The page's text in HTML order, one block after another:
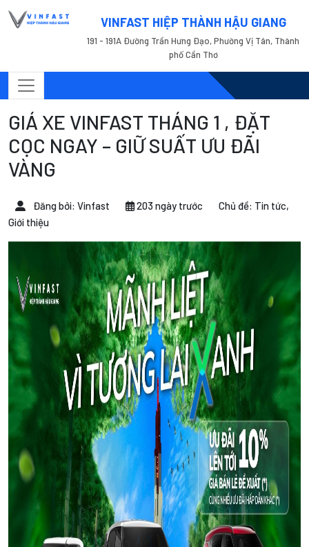
VINFAST HIỆP THÀNH HẬU GIANG
191 - 191A Đường Trần Hưng Đạo, Phường Vị Tân, Thành
phố Cần Thơ
GIÁ XE VINFAST THÁNG 1 , ĐẶT
CỌC NGAY – GIỮ SUẤT ƯU ĐÃI
VÀNG
Đăng bởi: Vinfast 203 ngày trước Chủ đề: Tin tức,
Giới thiệu